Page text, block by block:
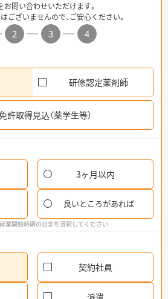
問い合わせいただけます。
ございませんので、ご安心ください。
2 3
4
研修認定薬剤師
許取得見込（薬学生等）
3ヶ月以内
良いところがあれば
業開始時期の目安を選択してください
契約社員